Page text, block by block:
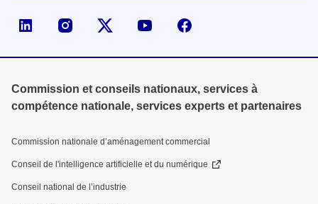
Page LinkedIn de la DGECompte X (ex-Twitter) de la DGE
Commission et conseils nationaux, services à
compétence nationale, services experts et partenaires
Commission nationale d’aménagement commercial
Conseil de l'intelligence artificielle et du numérique
Conseil national de l’industrie